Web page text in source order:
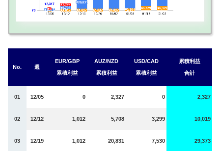
No. 週
EUR/GBP
累積利益
AUZ/NZD
累積利益
USD/CAD
累積利益
累積利益
合計
01 12/05 0 2,327 0 2,327
02 12/12 1,012 5,708 3,299 10,019
03 12/19 1,012 20,831 7,530 29,373